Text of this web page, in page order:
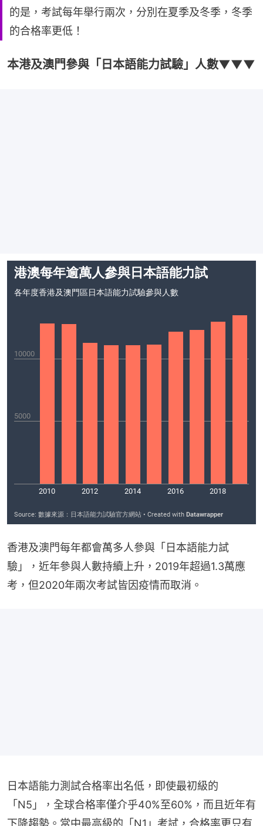
的是，考試每年舉行兩次，分別在夏季及冬季，冬季
的合格率更低！
本港及澳門參與「日本語能力試驗」人數▼▼▼
香港及澳門每年都會萬多人參與「日本語能力試
驗」，近年參與人數持續上升，2019年超過1.3萬應
考，但2020年兩次考試皆因疫情而取消。
日本語能力測試合格率出名低，即使最初級的
「N5」，全球合格率僅介乎40%至60%，而且近年有
下降趨勢。當中最高級的「N1」考試，合格率更只有